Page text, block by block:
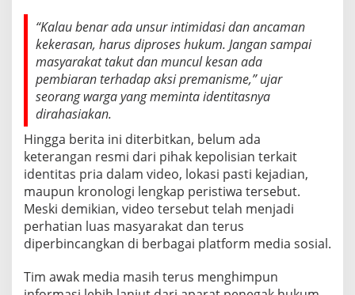
“Kalau benar ada unsur intimidasi dan ancaman
kekerasan, harus diproses hukum. Jangan sampai
masyarakat takut dan muncul kesan ada
pembiaran terhadap aksi premanisme,” ujar
seorang warga yang meminta identitasnya
dirahasiakan.
Hingga berita ini diterbitkan, belum ada
keterangan resmi dari pihak kepolisian terkait
identitas pria dalam video, lokasi pasti kejadian,
maupun kronologi lengkap peristiwa tersebut.
Meski demikian, video tersebut telah menjadi
perhatian luas masyarakat dan terus
diperbincangkan di berbagai platform media sosial.
Tim awak media masih terus menghimpun